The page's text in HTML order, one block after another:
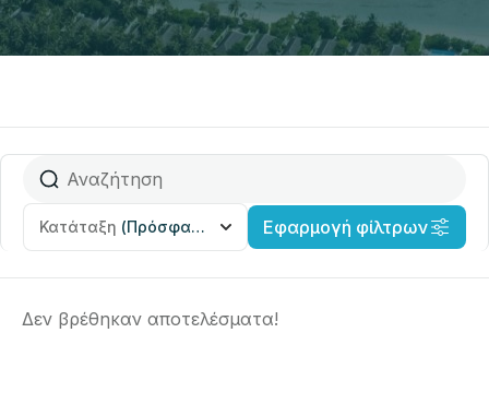
Κατάταξη (Πρόσφατα προστέθηκε) Εφαρμογή φίλτρων
Δεν βρέθηκαν αποτελέσματα!